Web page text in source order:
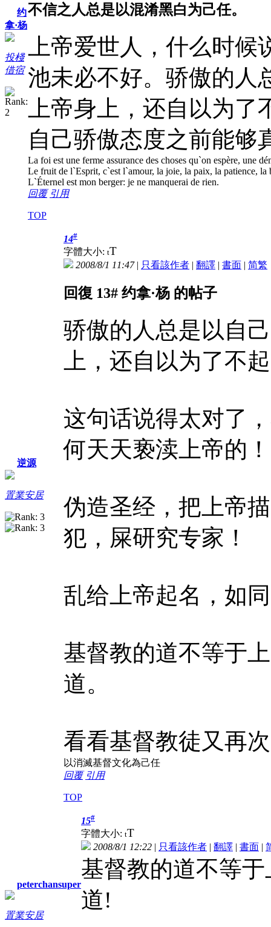
约
拿·杨
投棧
借宿
不信之人总是以混淆黑白为己任。
上帝爱世人，什么时
池未必不好。骄傲的人
上帝身上，还自以为
自己骄傲态度之前能够
La foi est une ferme assurance des choses qu`on espère, une
Le fruit de l`Esprit, c`est l`amour, la joie, la paix, la patience,
L`Éternel est mon berger: je ne manquerai de rien.
回覆 引用
TOP
逆源
置業安居
14#
字體大小: tT
2008/8/1 11:47| 只看該作者 | 翻譯 | 書面 | 简繁
回復 13# 约拿·杨 的帖子
骄傲的人总是以自
上，还自以为了不
这句话说得太对了
何天天亵渎上帝的！
伪造圣经，把上帝
犯，屎研究专家！
乱给上帝起名，如
基督教的道不等于
道。
看看基督教徒又再
以消滅基督文化為己任
回覆 引用
TOP
peterchansuper
置業安居
15#
字體大小: tT
2008/8/1 12:22 | 只看該作者 | 翻譯 | 書面 |
基督教的道不等
道!